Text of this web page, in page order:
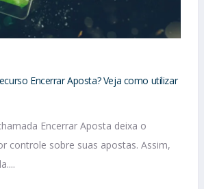
Encerrar Aposta? Veja como utilizar
Encerrar Aposta deixa o
controle sobre suas apostas. Assim,